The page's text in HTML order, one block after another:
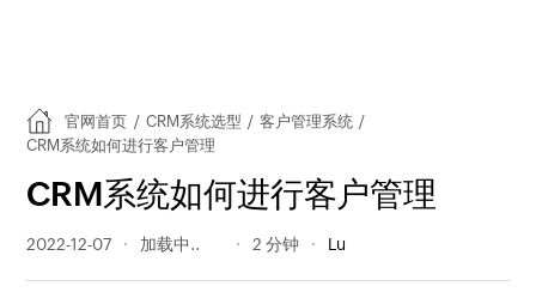
官网首页 / CRM系统选型 / 客户管理系统 /
CRM系统如何进行客户管理
CRM系统如何进行客户管理
2022-12-07 389 阅读量 2 分钟 Lu